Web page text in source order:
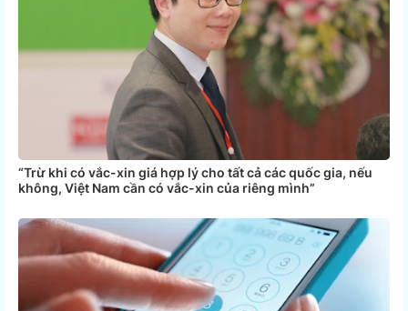
“Trừ khi có vắc-xin giá hợp lý cho tất cả các quốc gia, nếu
không, Việt Nam cần có vắc-xin của riêng mình”